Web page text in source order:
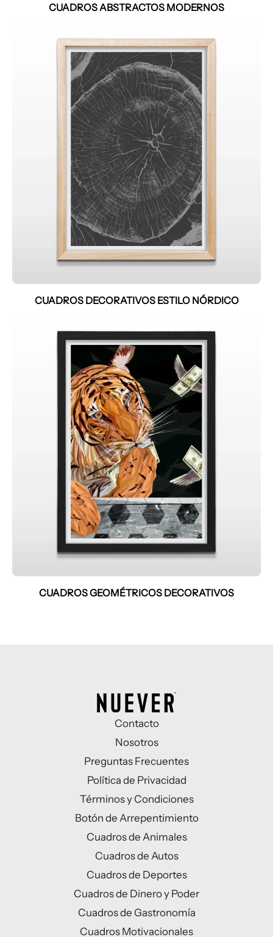
CUADROS ABSTRACTOS MODERNOS
CUADROS DECORATIVOS ESTILO NÓRDICO
CUADROS GEOMÉTRICOS DECORATIVOS
Contacto
Nosotros
Preguntas Frecuentes
Política de Privacidad
Términos y Condiciones
Botón de Arrepentimiento
Cuadros de Animales
Cuadros de Autos
Cuadros de Deportes
Cuadros de Dinero y Poder
Cuadros de Gastronomía
Cuadros Motivacionales